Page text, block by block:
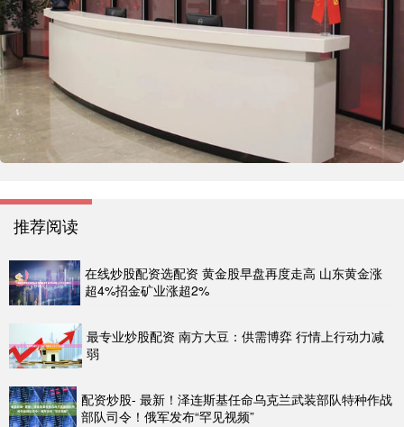
推荐阅读
在线炒股配资选配资 黄金股早盘再度走高 山东黄金涨
超4%招金矿业涨超2%
最专业炒股配资 南方大豆：供需博弈 行情上行动力减
弱
配资炒股- 最新！泽连斯基任命乌克兰武装部队特种作战
部队司令！俄军发布“罕见视频”